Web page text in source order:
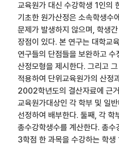
교육원가 대신 수강학생 1인의
기초한 원가산정은 소속학생수
문제가 발생하지 않으며, 학생
장점이 있다. 본 연구는 대학교
연구들의 단점들을 보완하고
산정모형을 제시한다. 그리고
적용하여 단위교육원가의 산정
2002학년도의 결산자료에 근
교육원가대상인 각 학부 및 일
선정하여 배부한다. 둘째, 각 학
총수강학생수를 계산한다. 총
3학점 한 과목을 수강하는 학